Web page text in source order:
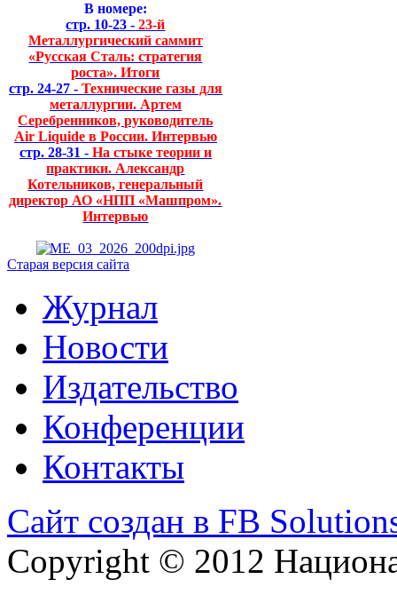
В номере:
стр. 10-23 - 23-й
Металлургический саммит
«Русская Сталь: стратегия
роста». Итоги
стр. 24-27 - Технические газы для
металлургии. Артем
Серебренников, руководитель
Air Liquide в России. Интервью
стр. 28-31 - На стыке теории и
практики. Александр
Котельников, генеральный
директор АО «НПП «Машпром».
Интервью
Старая версия сайта
Журнал
Новости
Издательство
Конференции
Контакты
Сайт создан в FB
Copyright © 2012